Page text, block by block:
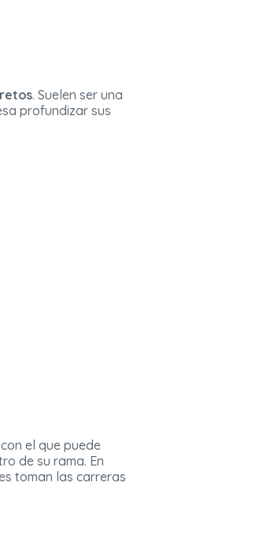
. Suelen ser una
profundizar sus
el que puede
de su rama. En
toman las carreras